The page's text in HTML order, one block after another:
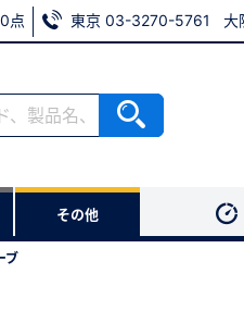
点 東京 03-3270-5761 大
その他
ブ